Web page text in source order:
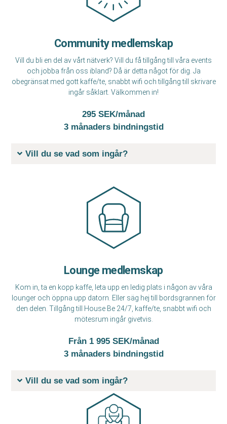
Community medlemskap
Vill du bli en del av vårt nätverk? Vill du få tillgång till våra events
och jobba från oss ibland? Då är detta något för dig. Ja
obegränsat med gott kaffe/te, snabbt wifi och tillgång till skrivare
ingår såklart. Välkommen in!
295 SEK/månad
3 månaders bindningstid
Vill du se vad som ingår?
Lounge medlemskap
Kom in, ta en kopp kaffe, leta upp en ledig plats i någon av våra
lounger och öppna upp datorn. Eller säg hej till bordsgrannen för
den delen. Tillgång till House Be 24/7, kaffe/te, snabbt wifi och
mötesrum ingår givetvis.
Från 1 995 SEK/månad
3 månaders bindningstid
Vill du se vad som ingår?